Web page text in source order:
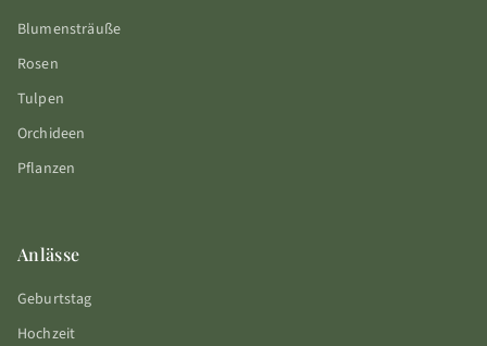
Blumensträuße
Rosen
Tulpen
Orchideen
Pflanzen
Anlässe
Geburtstag
Hochzeit